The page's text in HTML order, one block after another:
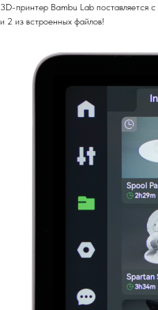
3D-принтер Bambu Lab поставляется
и 2 из встроенных файлов!